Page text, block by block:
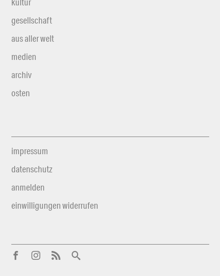
gesellschaft
aus aller welt
medien
archiv
osten
impressum
datenschutz
anmelden
einwilligungen widerrufen